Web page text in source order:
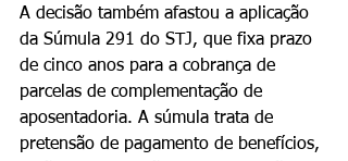
A decisão também afastou a aplicação
da Súmula 291 do STJ, que fixa prazo
de cinco anos para a cobrança de
parcelas de complementação de
aposentadoria. A súmula trata de
pretensão de pagamento de benefícios,